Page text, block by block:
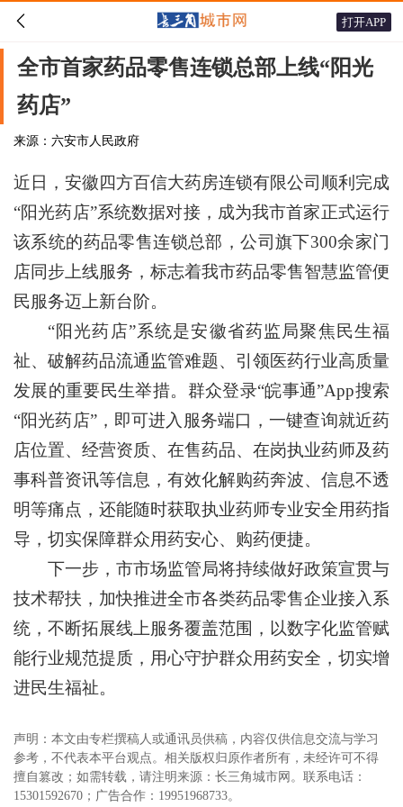
 打开APP
全市首家药品零售连锁总部上线“阳光
药店”
来源：六安市人民政府
近日，安徽四方百信大药房连锁有限公司顺利完成
“阳光药店”系统数据对接，成为我市首家正式运行
该系统的药品零售连锁总部，公司旗下300余家门
店同步上线服务，标志着我市药品零售智慧监管便
民服务迈上新台阶。
“阳光药店”系统是安徽省药监局聚焦民生福
祉、破解药品流通监管难题、引领医药行业高质量
发展的重要民生举措。群众登录“皖事通”App搜索
“阳光药店”，即可进入服务端口，一键查询就近药
店位置、经营资质、在售药品、在岗执业药师及药
事科普资讯等信息，有效化解购药奔波、信息不透
明等痛点，还能随时获取执业药师专业安全用药指
导，切实保障群众用药安心、购药便捷。
下一步，市市场监管局将持续做好政策宣贯与
技术帮扶，加快推进全市各类药品零售企业接入系
统，不断拓展线上服务覆盖范围，以数字化监管赋
能行业规范提质，用心守护群众用药安全，切实增
进民生福祉。
声明：本文由专栏撰稿人或通讯员供稿，内容仅供信息交流与学习
参考，不代表本平台观点。相关版权归原作者所有，未经许可不得
擅自篡改；如需转载，请注明来源：长三角城市网。联系电话：
15301592670；广告合作：19951968733。